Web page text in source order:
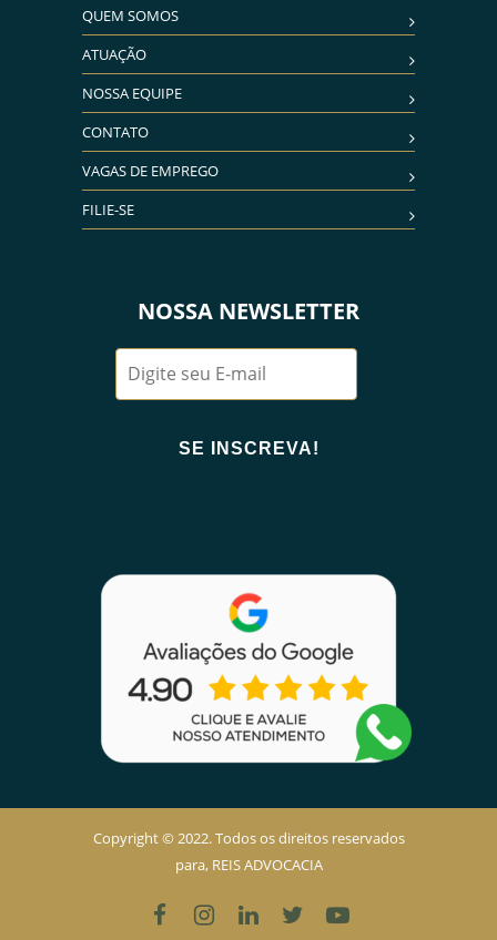
QUEM SOMOS
ATUAÇÃO
NOSSA EQUIPE
CONTATO
VAGAS DE EMPREGO
FILIE-SE
NOSSA NEWSLETTER
Copyright © 2022. Todos os direitos reservados
para, REIS ADVOCACIA